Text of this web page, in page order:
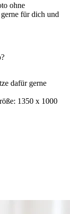
ohne
für dich und
dafür gerne
1350 x 1000